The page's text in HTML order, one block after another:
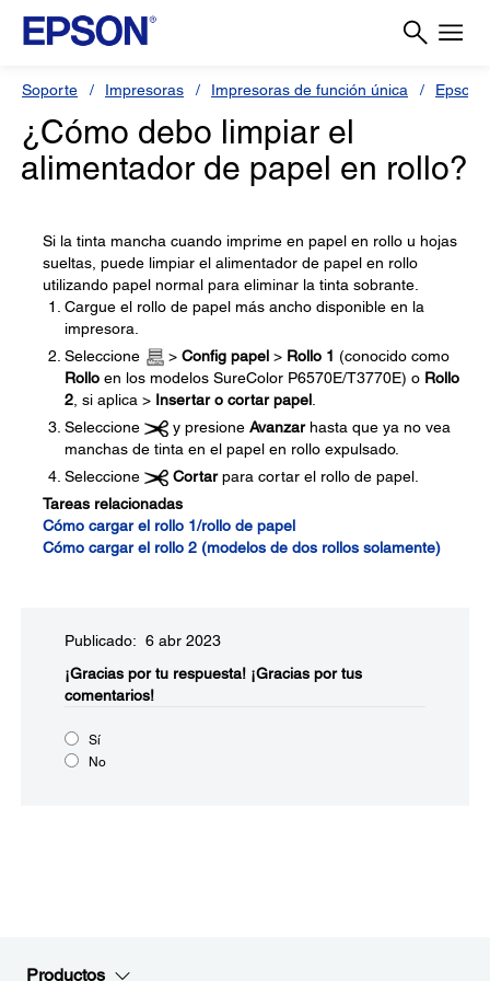
Soporte Impresoras Impresoras de función única Epson
¿Cómo debo limpiar el
alimentador de papel en rollo?
Si la tinta mancha cuando imprime en papel en rollo u hojas
sueltas, puede limpiar el alimentador de papel en rollo
utilizando papel normal para eliminar la tinta sobrante.
Cargue el rollo de papel más ancho disponible en la
impresora.
Seleccione
> Config papel > Rollo 1 (conocido como
Rollo en los modelos SureColor P6570E/T3770E) o Rollo
2, si aplica > Insertar o cortar papel.
Seleccione
y presione Avanzarhasta que ya no vea
manchas de tinta en el papel en rollo expulsado.
Seleccione
Cortarpara cortar el rollo de papel.
Tareas relacionadas
Cómo cargar el rollo 1/rollo de papel
Cómo cargar el rollo 2 (modelos de dos rollos solamente)
Publicado: 6 abr 2023
¡Gracias por tu respuesta! ¡Gracias por tus
comentarios!
Sí
No
Productos